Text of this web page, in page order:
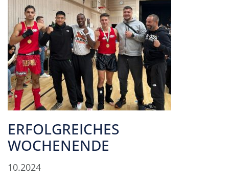
ERFOLGREICHES
WOCHENENDE
10.2024